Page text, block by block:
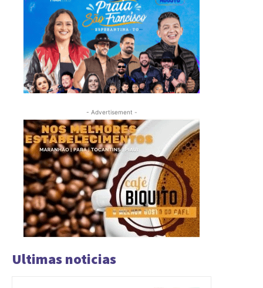
- Advertisement -
Ultimas noticias